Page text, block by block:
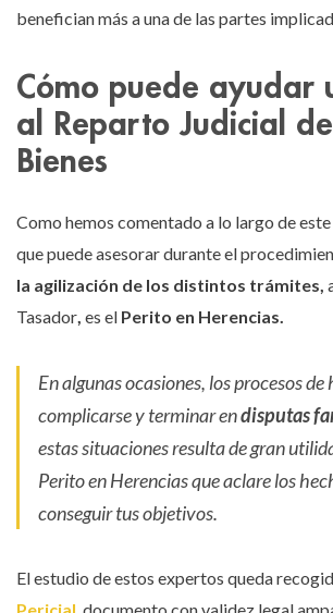
benefician más a una de las partes
Cómo puede ayudar
al Reparto Judicial
Bienes
Como hemos comentado a lo largo de
que puede asesorar durante el
la agilización de los distintos trámites,
Tasador, es el Perito en Herencias.
En algunas ocasiones, los procesos
complicarse y terminar endisputas
estas situaciones resulta de gran
Perito en Herencias que aclare los
conseguir tus objetivos.
El estudio de estos expertos queda